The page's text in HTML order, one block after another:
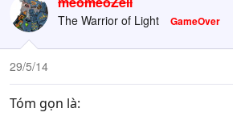
The Warrior of Light GameOver
29/5/14
Tóm gọn là: